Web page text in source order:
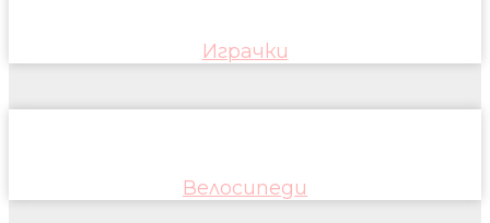
Играчки
Велосипеди